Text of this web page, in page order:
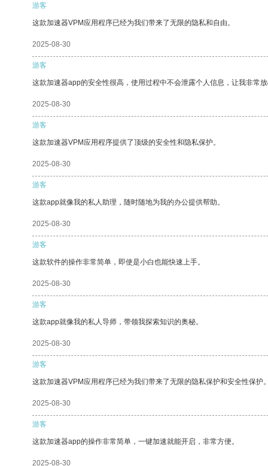
游客
这款加速器VPM应用程序已经为我们带来了无限的隐私和自由。
2025-08-30
游客
这款加速器app的安全性很高，使用过程中不会泄露个人信息，让我非常
2025-08-30
游客
这款加速器VPM应用程序提供了顶级的安全性和隐私保护。
2025-08-30
游客
这款app就像我的私人助理，随时随地为我的办公提供帮助。
2025-08-30
游客
这款软件的操作非常简单，即使是小白也能快速上手。
2025-08-30
游客
这款app就像我的私人导师，带领我探索知识的奥秘。
2025-08-30
游客
这款加速器VPM应用程序已经为我们带来了无限的隐私保护和安全性保护
2025-08-30
游客
这款加速器app的操作非常简单，一键加速就能开启，非常方便。
2025-08-30